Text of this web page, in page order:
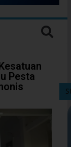
Pesta